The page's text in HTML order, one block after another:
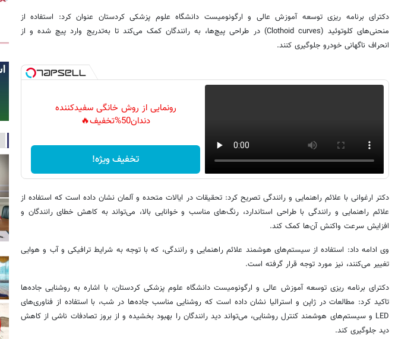
دکترای برنامه ریزی توسعه آموزش عالی و ارگونومیست دانشگاه علوم پزشکی کردستان عنوان کرد: استفاده از
منحنی‌های کلوتوئید (Clothoid curves) در طراحی پیچ‌ها، به رانندگان کمک می‌کند تا به‌تدریج وارد پیچ شده و از
انحراف ناگهانی خودرو جلوگیری کنند.
رونمایی از روش خانگی سفیدکننده
دندان50%تخفیف🔥
تخفیف ویژه!
دکتر ارغوانی با علائم راهنمایی و رانندگی تصریح کرد: تحقیقات در ایالات متحده و آلمان نشان داده است که استفاده از
علائم راهنمایی و رانندگی با طراحی استاندارد، رنگ‌های مناسب و خوانایی بالا، می‌تواند به کاهش خطای رانندگان و
افزایش سرعت واکنش آن‌ها کمک کند.
وی ادامه داد: استفاده از سیستم‌های هوشمند علائم راهنمایی و رانندگی، که با توجه به شرایط ترافیکی و آب و هوایی
تغییر می‌کنند، نیز مورد توجه قرار گرفته است.
دکترای برنامه ریزی توسعه آموزش عالی و ارگونومیست دانشگاه علوم پزشکی کردستان، با اشاره به روشنایی جاده‌ها
تاکید کرد: مطالعات در ژاپن و استرالیا نشان داده است که روشنایی مناسب جاده‌ها در شب، با استفاده از فناوری‌های
LED و سیستم‌های هوشمند کنترل روشنایی، می‌تواند دید رانندگان را بهبود بخشیده و از بروز تصادفات ناشی از کاهش
دید جلوگیری کند.